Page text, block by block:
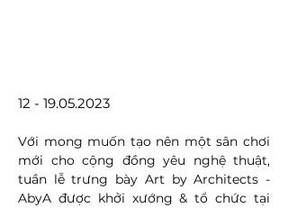
12 - 19.05.2023
Với mong muốn tạo nên một sân chơi
mới cho cộng đồng yêu nghệ thuật,
tuần lễ trưng bày Art by Architects -
AbyA được khởi xướng & tổ chức tại